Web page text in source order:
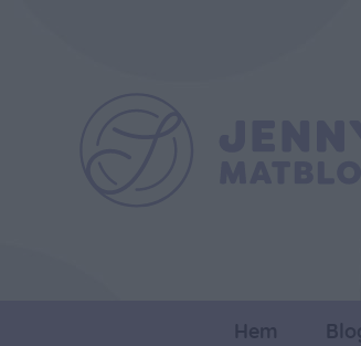
Hem